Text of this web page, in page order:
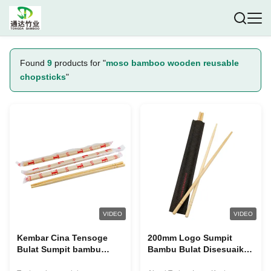
Found 9 products for "moso bamboo wooden reusable
chopsticks"
VIDEO
Kembar Cina Tensoge
Bulat Sumpit bambu
VIDEO
200mm Logo Sumpit
Bambu Bulat Disesuaikan